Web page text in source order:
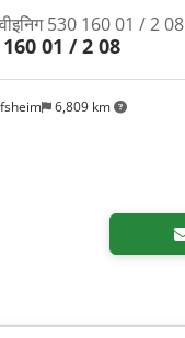
6,809 km
530 160 01 / 2 08
01 / 2 08